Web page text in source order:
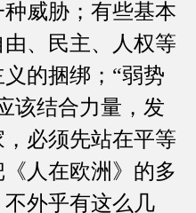
威胁；有些基本
、民主、人权等
的捆绑；“弱势
该结合力量，发
必须先站在平等
人在欧洲》的多
外乎有这么几